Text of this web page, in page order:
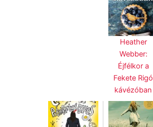
Heather
Webber:
Éjfélkor ​a
Fekete Rigó
kávézóban